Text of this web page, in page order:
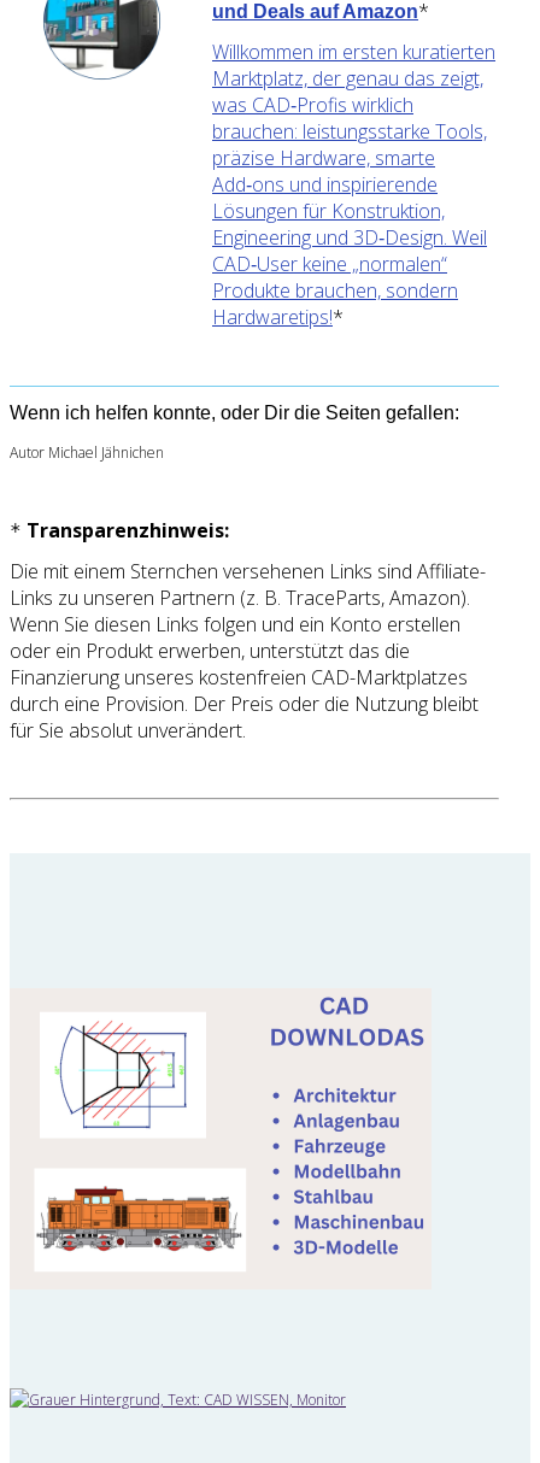
und Deals auf Amazon*
Willkommen im ersten kuratierten
Marktplatz, der genau das zeigt,
was CAD‑Profis wirklich
brauchen: leistungsstarke Tools,
präzise Hardware, smarte
Add‑ons und inspirierende
Lösungen für Konstruktion,
Engineering und 3D‑Design. Weil
CAD‑User keine „normalen“
Produkte brauchen, sondern
Hardwaretips!*
Wenn ich helfen konnte, oder Dir die Seiten gefallen:
Autor Michael Jähnichen
* Transparenzhinweis:
Die mit einem Sternchen versehenen Links sind Affiliate-
Links zu unseren Partnern (z. B. TraceParts, Amazon).
Wenn Sie diesen Links folgen und ein Konto erstellen
oder ein Produkt erwerben, unterstützt das die
Finanzierung unseres kostenfreien CAD-Marktplatzes
durch eine Provision. Der Preis oder die Nutzung bleibt
für Sie absolut unverändert.